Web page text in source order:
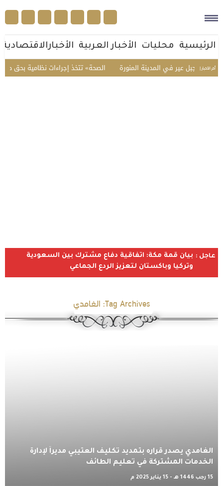
الرئيسية محليات الأخبار العربية الأخبارالاقتصادية
أخر الأخبار | «الصحة» تتخذ إجراءات نظامية بحق جبل عير في المدينة المنورة
عاجل : بيان قمة مكة: اتفاقية دفاع مشترك بين السعودية
وتركيا وباكستان لتعزيز الردع الجماعي
Tag Archives: الغامدي
الغامدي يصدر قراره بتمديد تكليف العتيبي مديراً لإدارة
الخدمات المشتركة في تعليم الطائف
15 رجب 1446 هـ - 15 يناير 2025 م